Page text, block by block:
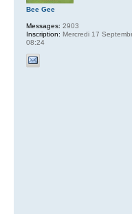
Bee Gee
Messages: 2903
Inscription: Mercredi 17
08:24